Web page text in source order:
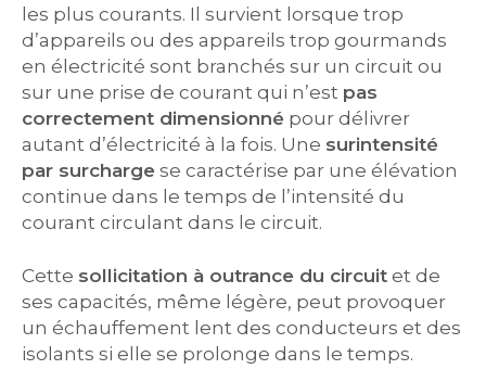
les plus courants. Il survient lorsque trop
d’appareils ou des appareils trop gourmands
en électricité sont branchés sur un circuit ou
sur une prise de courant qui n’est pas
correctement dimensionné pour délivrer
autant d’électricité à la fois. Une surintensité
par surcharge se caractérise par une élévation
continue dans le temps de l’intensité du
courant circulant dans le circuit.
Cette sollicitation à outrance du circuit et de
ses capacités, même légère, peut provoquer
un échauffement lent des conducteurs et des
isolants si elle se prolonge dans le temps.